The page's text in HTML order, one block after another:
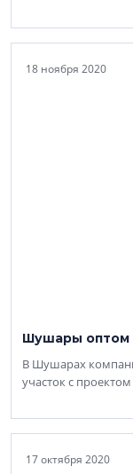
18 ноября 2020
Шушары оптом
В Шушарах
участок с проектом
17 октября 2020